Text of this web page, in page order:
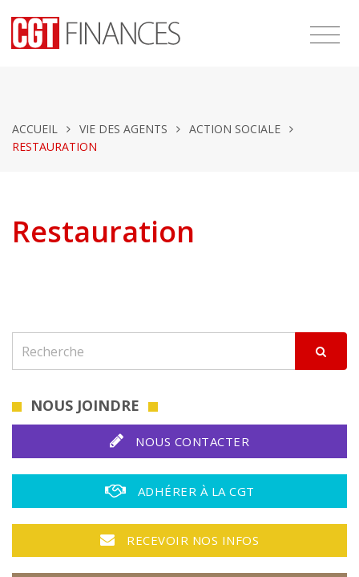
ACCUEIL VIE DES AGENTS
ACTION SOCIALE
RESTAURATION
Restauration
NOUS JOINDRE
NOUS CONTACTER
ADHÉRER À LA CGT
RECEVOIR NOS INFOS